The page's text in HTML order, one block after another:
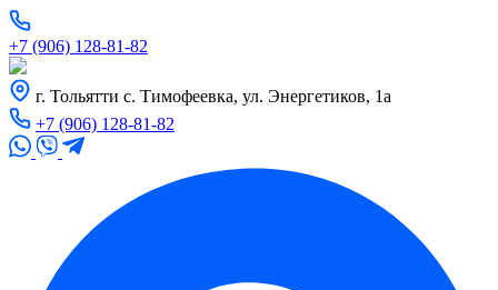
+7 (906) 128-81-82
г. Тольятти с. Тимофеевка, ул. Энергетиков, 1а
+7 (906) 128-81-82